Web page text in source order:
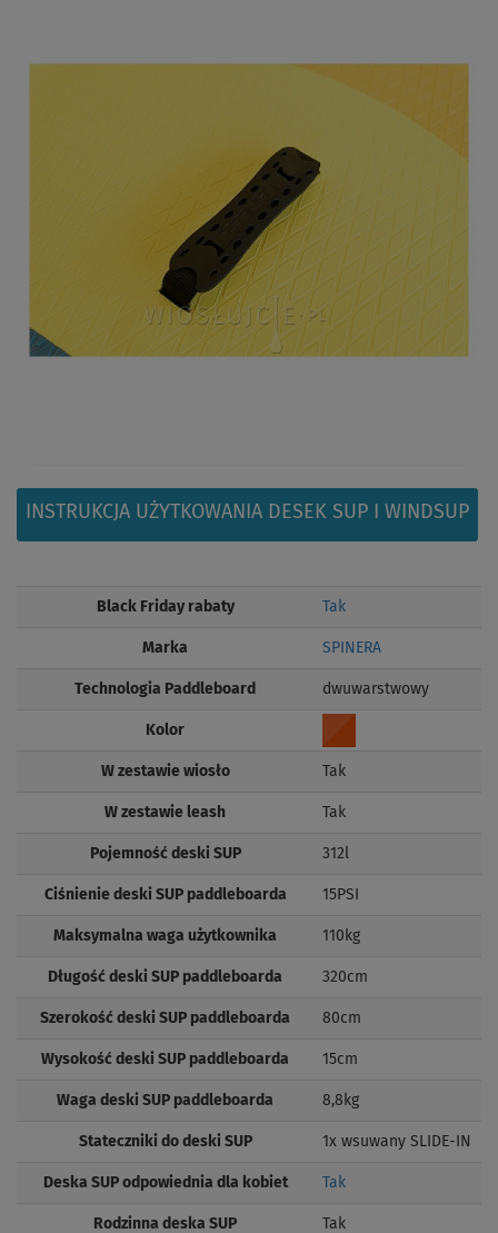
INSTRUKCJA UŻYTKOWANIA DESEK SUP I WINDSUP
Black Friday rabaty Tak
Marka SPINERA
Technologia Paddleboard dwuwarstwowy
Kolor
W zestawie wiosło Tak
W zestawie leash Tak
Pojemność deski SUP 312l
Ciśnienie deski SUP paddleboarda 15PSI
Maksymalna waga użytkownika 110kg
Długość deski SUP paddleboarda 320cm
Szerokość deski SUP paddleboarda 80cm
Wysokość deski SUP paddleboarda 15cm
Waga deski SUP paddleboarda 8,8kg
Stateczniki do deski SUP 1x wsuwany SLIDE-IN
Deska SUP odpowiednia dla kobiet Tak
Rodzinna deska SUP Tak